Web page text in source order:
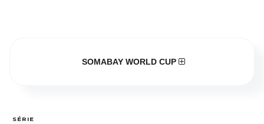
SOMABAY WORLD CUP
SÉRIE